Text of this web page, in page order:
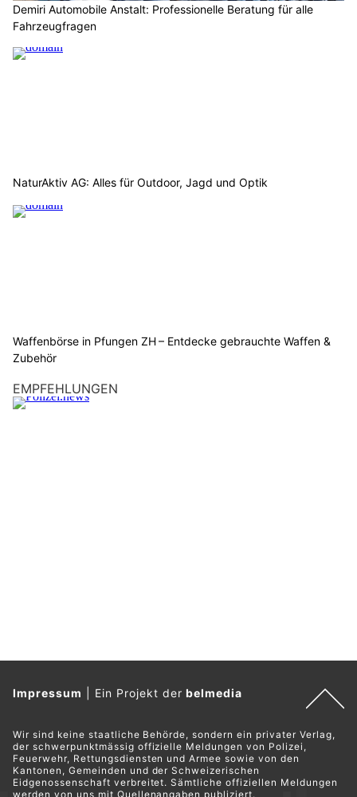
Demiri Automobile Anstalt: Professionelle Beratung für alle
Fahrzeugfragen
NaturAktiv AG: Alles für Outdoor, Jagd und Optik
Waffenbörse in Pfungen ZH – Entdecke gebrauchte Waffen &
Zubehör
EMPFEHLUNGEN
Impressum Ein Projekt derbelmedia
Wir sind keine staatliche Behörde, sondern ein privater Verlag,
der schwerpunktmässig offizielle Meldungen von Polizei,
Feuerwehr, Rettungsdiensten und Armee sowie von den
Kantonen, Gemeinden und der Schweizerischen
Eidgenossenschaft verbreitet. Sämtliche offiziellen Meldungen
werden von uns mit Quellenangaben publiziert.